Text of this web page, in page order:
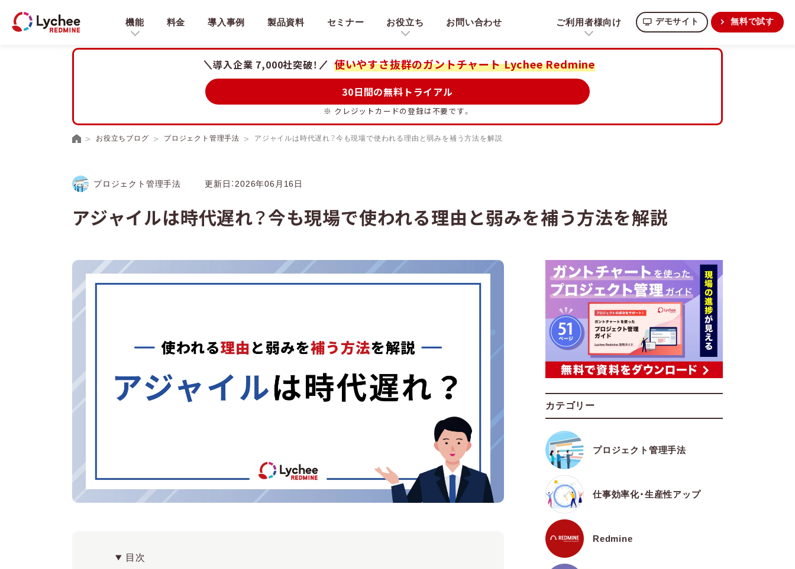
機能 料金 導入事例 製品資料 セミナー お役立ち お問い合わせ ご利用者様向け デモサイト 無料で試す
導入企業 7,000社突破！ 使いやすさ抜群のガントチャートLychee Redmine
30日間の無料トライアル
※ クレジットカードの登録は不要です。
お役立ちブログ プロジェクト管理手法 アジャイルは時代遅れ？今も現場で使われる理由と弱みを補う方法を解説
プロジェクト管理手法 更新日：2026年06月16日
アジャイルは時代遅れ？今も現場で使われる理由と弱みを補う方法を解説
目次
カテゴリー
プロジェクト管理手法
仕事効率化・生産性アップ
Redmine